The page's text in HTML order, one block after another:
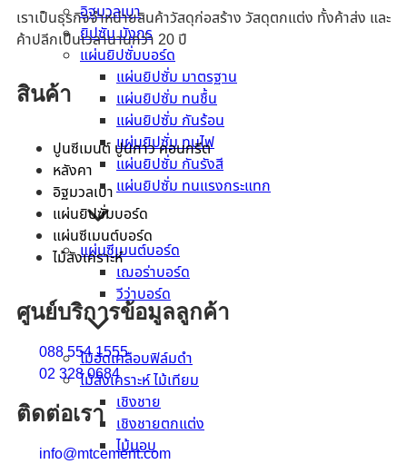
อิฐมวลเบา
ยิปซัม มังกร
แผ่นยิปซั่มบอร์ด
แผ่นยิปซั่ม มาตรฐาน
แผ่นยิปซั่ม ทนชื้น
แผ่นยิปซั่ม กันร้อน
แผ่นยิปซั่ม ทนไฟ
แผ่นยิปซั่ม กันรังสี
แผ่นยิปซั่ม ทนแรงกระแทก
แผ่นซีเมนต์บอร์ด
เฌอร่าบอร์ด
วีว่าบอร์ด
ไม้อัดเคลือบฟิล์มดำ
ไม้สังเคราะห์ ไม้เทียม
เชิงชาย
เชิงชายตกแต่ง
ไม้มอบ
เราเป็นธุรกิจจำหน่ายสินค้าวัสดุก่อสร้าง วัสดุตกแต่ง ทั้งค้าส่ง และ
ค้าปลีกเป็นเวลานานกว่า 20 ปี
สินค้า
ปูนซีเมนต์ ปูนกาว คอนกรีต
หลังคา
อิฐมวลเบา
แผ่นยิปซั่มบอร์ด
แผ่นซีเมนต์บอร์ด
ไม้สังเคราะห์
ศูนย์บริการข้อมูลลูกค้า
088 554 1555
02 328 0684
ติดต่อเรา
info@mtcement.com